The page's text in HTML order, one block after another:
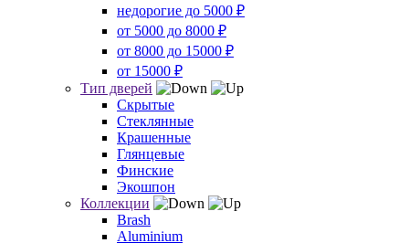
недорогие до 5000 ₽
от 5000 до 8000 ₽
от 8000 до 15000 ₽
от 15000 ₽
Тип дверей
Скрытые
Стеклянные
Крашенные
Глянцевые
Финские
Экошпон
Коллекции
Brash
Aluminium